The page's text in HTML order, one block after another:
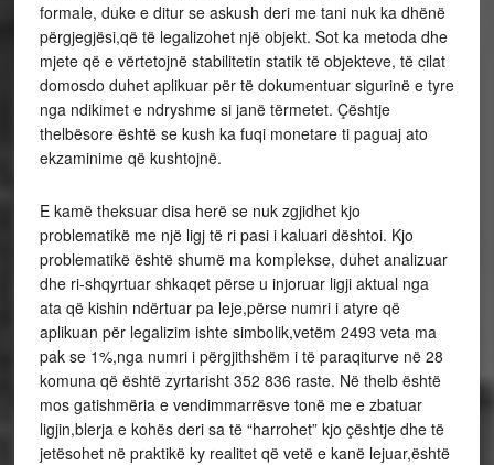
formale, duke e ditur se askush deri me tani nuk ka dhënë
përgjegjësi,që të legalizohet një objekt. Sot ka metoda dhe
mjete që e vërtetojnë stabilitetin statik të objekteve, të cilat
domosdo duhet aplikuar për të dokumentuar sigurinë e tyre
nga ndikimet e ndryshme si janë tërmetet. Çështje
thelbësore është se kush ka fuqi monetare ti paguaj ato
ekzaminime që kushtojnë.
E kamë theksuar disa herë se nuk zgjidhet kjo
problematikë me një ligj të ri pasi i kaluari dështoi. Kjo
problematikë është shumë ma komplekse, duhet analizuar
dhe ri-shqyrtuar shkaqet përse u injoruar ligji aktual nga
ata që kishin ndërtuar pa leje,përse numri i atyre që
aplikuan për legalizim ishte simbolik,vetëm 2493 veta ma
pak se 1%,nga numri i përgjithshëm i të paraqiturve në 28
komuna që është zyrtarisht 352 836 raste. Në thelb është
mos gatishmëria e vendimmarrësve tonë me e zbatuar
ligjin,blerja e kohës deri sa të “harrohet” kjo çështje dhe të
jetësohet në praktikë ky realitet që vetë e kanë lejuar,është